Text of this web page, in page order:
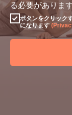
る必要がありま
ボタンをクリック
になります